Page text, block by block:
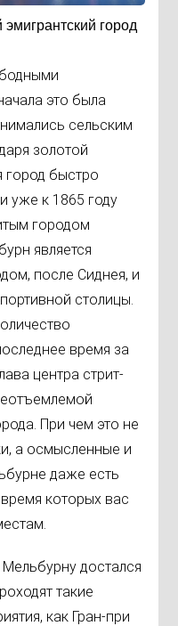
город
это была
сельским
золотой
город быстро
уже к 1865 году
городом
является
после Сиднея, и
столицы.
время за
центра стрит-
При чем это не
а осмысленные и
даже есть
которых вас
достался
такие
как Гран-при